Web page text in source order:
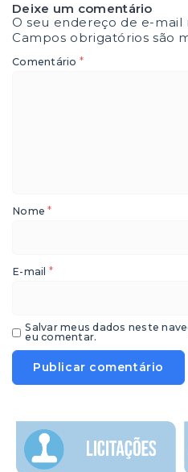
Deixe um comentário
O seu endereço de e-mail
Campos obrigatórios são
Comentário *
Nome*
E-mail *
Salvar meus dados neste
eu comentar.